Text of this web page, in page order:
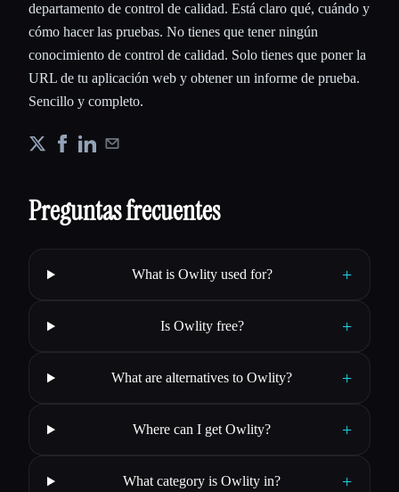
departamento de control de calidad. Está claro qué, cuándo y
cómo hacer las pruebas. No tienes que tener ningún
conocimiento de control de calidad. Solo tienes que poner la
URL de tu aplicación web y obtener un informe de prueba.
Sencillo y completo.
Preguntas frecuentes
What is Owlity used for? +
Is Owlity free? +
What are alternatives to Owlity? +
Where can I get Owlity? +
What category is Owlity in? +